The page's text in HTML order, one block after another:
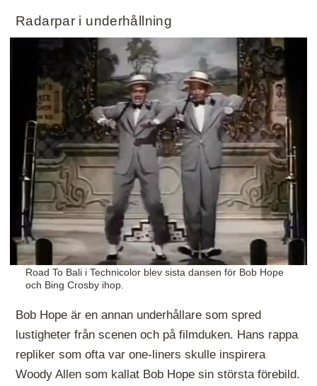
Radarpar i underhållning
Road To Bali i Technicolor blev sista dansen för Bob Hope
och Bing Crosby ihop.
Bob Hope är en annan underhållare som spred
lustigheter från scenen och på filmduken. Hans rappa
repliker som ofta var one-liners skulle inspirera
Woody Allen som kallat Bob Hope sin största förebild.